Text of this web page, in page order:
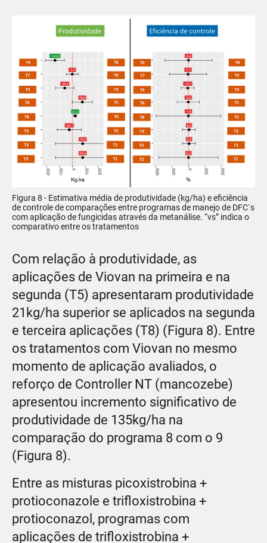
Figura 8 - Estimativa média de produtividade (kg/ha) e eficiência
de controle de comparações entre programas de manejo de DFC`s
com aplicação de fungicidas através da metanálise. “vs” indica o
comparativo entre os tratamentos
Com relação à produtividade, as
aplicações de Viovan na primeira e na
segunda (T5) apresentaram produtividade
21kg/ha superior se aplicados na segunda
e terceira aplicações (T8) (Figura 8). Entre
os tratamentos com Viovan no mesmo
momento de aplicação avaliados, o
reforço de Controller NT (mancozebe)
apresentou incremento significativo de
produtividade de 135kg/ha na
comparação do programa 8 com o 9
(Figura 8).
Entre as misturas picoxistrobina +
protioconazole e trifloxistrobina +
protioconazol, programas com
aplicações de trifloxistrobina +